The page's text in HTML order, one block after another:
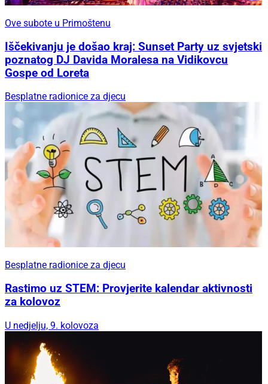
Ove subote u Primoštenu
Iščekivanju je došao kraj: Sunset Party uz svjetski
poznatog DJ Davida Moralesa na Vidikovcu
Gospe od Loreta
Besplatne radionice za djecu
Besplatne radionice za djecu
Rastimo uz STEM: Provjerite kalendar aktivnosti
za kolovoz
U nedjelju, 9. kolovoza